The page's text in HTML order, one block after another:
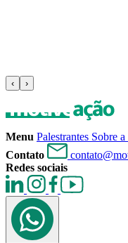
‹ ›
Menu Palestrantes Sobre
Contato
Redes sociais